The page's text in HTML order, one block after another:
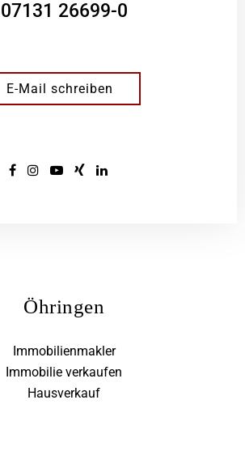
07131 26699-0
E-Mail schreiben
Öhringen
Immobilienmakler
Immobilie verkaufen
Hausverkauf